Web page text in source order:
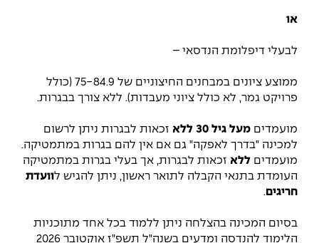
או
לבעלי דיפלומת הנדסאי –
ממוצע ציונים במבחנים החיצוניים של 75-84.9 (כולל
פרויקט גמר, לא כולל ציוני מעבדות). ללא צורך בבגרות.
מועמדים מעל גיל 30 ללא
זכאות לבגרות ניתן לרשום
למכינה "בדרך לאפקה" גם אם אין להם בגרות במתמטיקה.
מועמדים ללא זכאות לבגרות, אך בעלי בגרות במתמטיקה
העומדת בתנאי הקבלה לתואר ראשון, ניתן להגיש לוועדת
חריגים.
בסיום המכינה בהצלחה ניתן ללמוד בכל אחד מתוכניות
הלימוד להנדסה ומדעים בשנה"ל תשפ"ז אוקטובר 2026